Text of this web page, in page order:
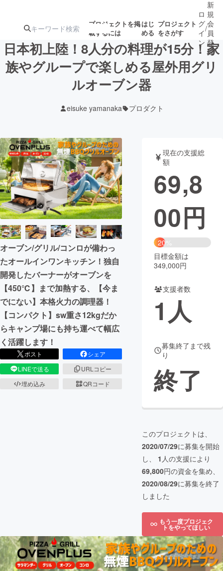
プロジェクトを掲
載するには
はじ
める
プロジェクト
をさがす
注目の新着プロ募集終了が近いプ
テクノロジー・ガジェット
映像・映画 書籍・雑誌
ビジネス・起業 チャレンジ
まちづくり・地域活性化
CAMPFIRE for Social Good
CAMPFIRE Creation
CAMPFIREふるさと納税machi-ya コミュニティ
ロ
グ
イ
ン
/
新
規
会
員
登
録
日本初上陸！8人分の料理が15分！家
族やグループで楽しめる屋外用グリ
ルオーブン器
eisuke yamanaka プロダクト
オーブン/グリル/コンロが備わっ
たオールインワンキッチン！独自
開発したバーナーがオーブンを
【450℃】まで加熱する、【今ま
でにない】本格火力の調理器！
【コンパクト】sw重さ12kgだか
らキャンプ場にも持ち運べて幅広
く活躍します！
ポスト
シェア
LINEで送る
URLコピー
埋め込み
QRコード
現在の支援総
額
69,8
00円
20%
目標金額は
349,000円
支援者数
1人
募集終了まで残
り
終了
このプロジェクトは、
2020/07/29に募集を開始
し、 1 人の支援により
69,800円の資金を集め、
2020/08/29に募集を終了
しました
もう一度プロジェク
トをやってほしい